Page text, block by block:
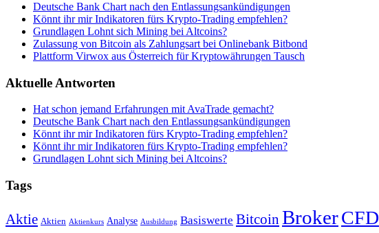
Deutsche Bank Chart nach den Entlassungsankündigungen
Könnt ihr mir Indikatoren fürs Krypto-Trading empfehlen?
Grundlagen Lohnt sich Mining bei Altcoins?
Zulassung von Bitcoin als Zahlungsart bei Onlinebank Bitbond
Plattform Virwox aus Österreich für Kryptowährungen Tausch
Aktuelle Antworten
Hat schon jemand Erfahrungen mit AvaTrade gemacht?
Deutsche Bank Chart nach den Entlassungsankündigungen
Könnt ihr mir Indikatoren fürs Krypto-Trading empfehlen?
Könnt ihr mir Indikatoren fürs Krypto-Trading empfehlen?
Grundlagen Lohnt sich Mining bei Altcoins?
Tags
Aktie Aktien Aktienkurs Analyse Ausbildung Basiswerte Bitcoin BrokerCFD